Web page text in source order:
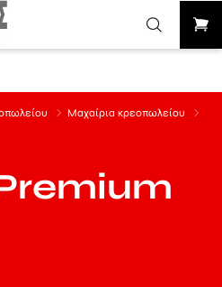
Μαχαίρια κρεοπωλείου